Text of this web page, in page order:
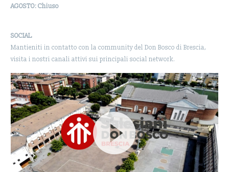
AGOSTO: Chiuso
SOCIAL
Mantieniti in contatto con la community del Don Bosco di Brescia,
visita i nostri canali attivi sui principali social network.